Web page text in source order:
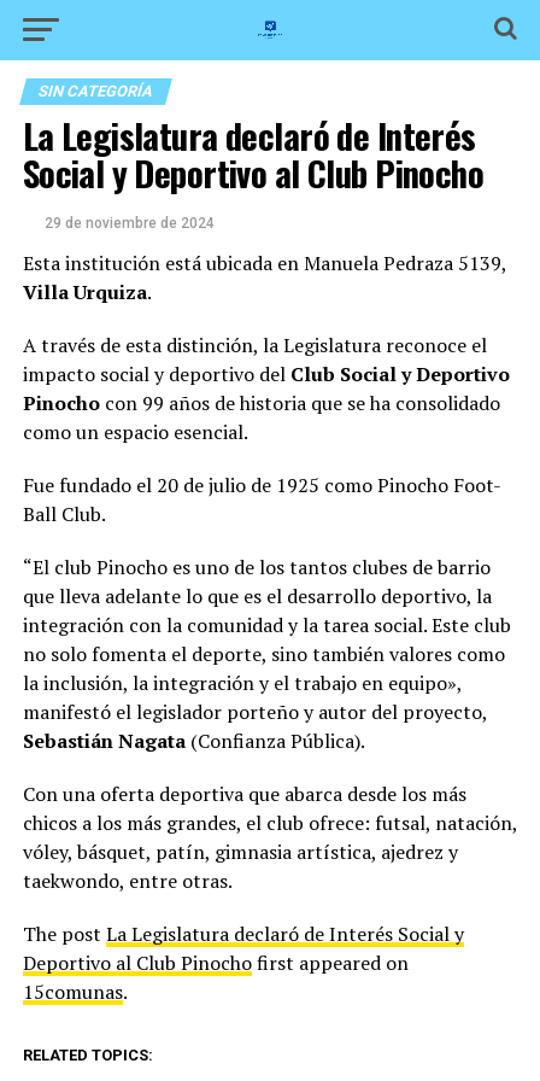
SIN CATEGORÍA
La Legislatura declaró de Interés
Social y Deportivo al Club Pinocho
29 de noviembre de 2024
Esta institución está ubicada en Manuela Pedraza 5139,
Villa Urquiza.
A través de esta distinción, la Legislatura reconoce el
impacto social y deportivo del Club Social y Deportivo
Pinochocon 99 años de historia que se ha consolidado
como un espacio esencial.
Fue fundado el 20 de julio de 1925 como Pinocho Foot-
Ball Club.
“El club Pinocho es uno de los tantos clubes de barrio
que lleva adelante lo que es el desarrollo deportivo, la
integración con la comunidad y la tarea social. Este club
no solo fomenta el deporte, sino también valores como
la inclusión, la integración y el trabajo en equipo»,
manifestó el legislador porteño y autor del proyecto,
Sebastián Nagata(Confianza Pública).
Con una oferta deportiva que abarca desde los más
chicos a los más grandes, el club ofrece: futsal, natación,
vóley, básquet, patín, gimnasia artística, ajedrez y
taekwondo, entre otras.
The post La Legislatura declaró de Interés Social y
Deportivo al Club Pinochofirst appeared on
15comunas.
RELATED TOPICS: